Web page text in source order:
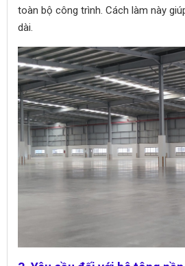
toàn bộ công trình. Cách làm này
dài.